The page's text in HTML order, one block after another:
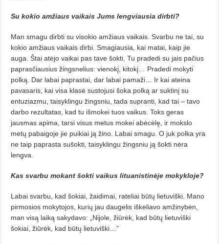
Su kokio amžiaus vaikais Jums lengviausia dirbti?
Man smagu dirbti su visokio amžiaus vaikais. Svarbu ne tai, su
kokio amžiaus vaikais dirbi. Smagiausia, kai matai, kaip jie
auga. Štai atėjo vaikai pas tave šokti. Tu pradedi su jais pačius
paprasčiausius žingsnelius: vienokį, kitokį… Pradedi mokyti
polką. Dar labai paprastai, dar labai pamaži… Ir kai ateina
pavasaris, kai visa klasė sustojusi šoka polką ar suktinį su
entuziazmu, taisyklingu žingsniu, tada supranti, kad tai – tavo
darbo rezultatas, kad tu išmokei tuos vaikus. Toks geras
jausmas apima, tarsi visus metus mokei abėcėlę, ir mokslo
metų pabaigoje jie puikiai ją žino. Labai smagu. O juk polka yra
ne taip paprasta sušokti, taisyklingu žingsniu ją šokti nėra
lengva.
Kas svarbu mokant šokti vaikus lituanistinėje mokykloje?
Labai svarbu, kad šokiai, žaidimai, rateliai būtų lietuviški. Mano
pirmosios mokytojos, kurių jau daugelis iškeliavo amžinybėn,
man visą laiką sakydavo: „Nijole, žiūrėk, kad būtų lietuviški
šokiai, žiūrėk, kad būtų lietuviški…”